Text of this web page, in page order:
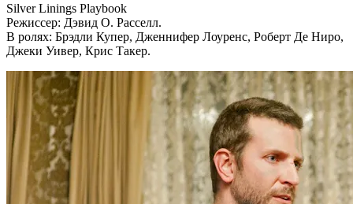
Silver Linings Playbook
Режиссер: Дэвид О. Расселл.
В ролях: Брэдли Купер, Дженнифер Лоуренс, Роберт Де Ниро,
Джеки Уивер, Крис Такер.